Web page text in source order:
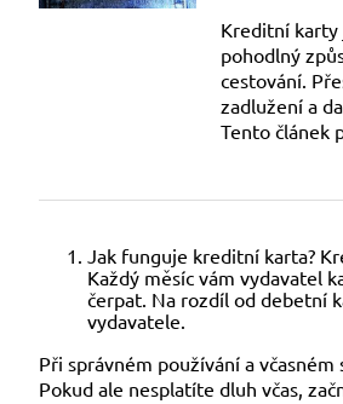
Kreditní karty
pohodlný
cestování.
zadlužení a
Tento článek
Jak funguje kreditní karta?
Každý měsíc vám vydavatel
čerpat. Na rozdíl od debetní
vydavatele.
Při správném používání a
Pokud ale nesplatíte dluh včas,